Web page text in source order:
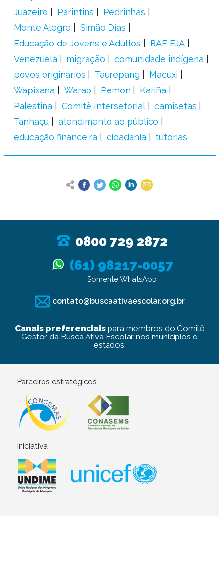
Juazeiro
Parintins
Pedrinhas
Monte Alegre
Simão Dias
Educação de Jovens e Adultos
BAE EJA
Venezuela
migração
comunidade indígena
povos originários
Taurepang
Macuxi
Wapixana
Warao Pemon
Kariña
Palestina
Comitê Intersetorial
camisetas
Tanhaçu
atendimento ao público
educação financeira
cidadania tutorias
0800 729 2872
(61) 98217-0057
Somente WhatsApp
contato@buscaativaescolar.org.br
Canais preferenciaispara membros do Comitê
Gestor da Busca Ativa Escolar nos municípios e
estados.
Parceiros estratégicos
Iniciativa